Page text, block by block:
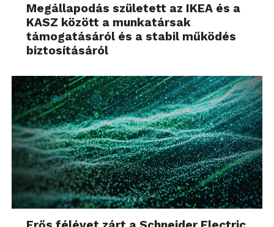
Megállapodás született az IKEA és a
KASZ között a munkatársak
támogatásáról és a stabil működés
biztosításáról